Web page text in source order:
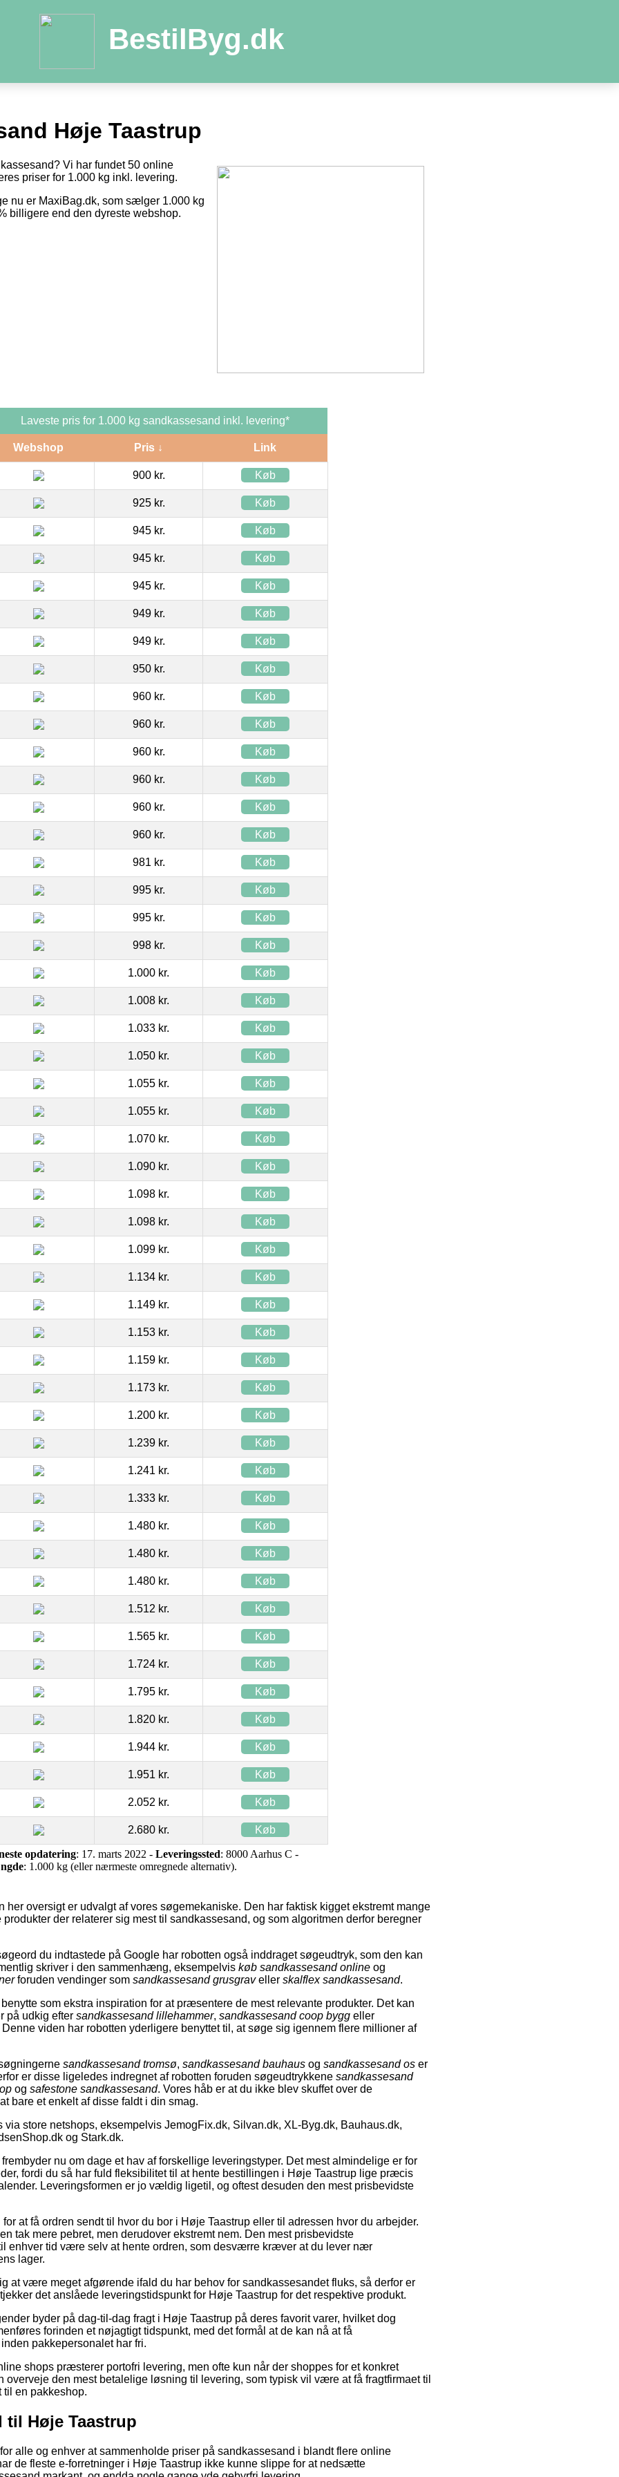
BestilByg.dk
Høje Taastrup
Vi har fundet 50 online
priser for 1.000 kg inkl. levering.
nu er MaxiBag.dk, som sælger 1.000 kg
billigere end den dyreste webshop.
Laveste pris for 1.000 kg sandkassesand inkl. levering*
Webshop Pris ↓ Link
900 kr. Køb
925 kr. Køb
945 kr. Køb
945 kr. Køb
945 kr. Køb
949 kr. Køb
949 kr. Køb
950 kr. Køb
960 kr. Køb
960 kr. Køb
960 kr. Køb
960 kr. Køb
960 kr. Køb
960 kr. Køb
981 kr. Køb
995 kr. Køb
995 kr. Køb
998 kr. Køb
1.000 kr. Køb
1.008 kr. Køb
1.033 kr. Køb
1.050 kr. Køb
1.055 kr. Køb
1.055 kr. Køb
1.070 kr. Køb
1.090 kr. Køb
1.098 kr. Køb
1.098 kr. Køb
1.099 kr. Køb
1.134 kr. Køb
1.149 kr. Køb
1.153 kr. Køb
1.159 kr. Køb
1.173 kr. Køb
1.200 kr. Køb
1.239 kr. Køb
1.241 kr. Køb
1.333 kr. Køb
1.480 kr. Køb
1.480 kr. Køb
1.480 kr. Køb
1.512 kr. Køb
1.565 kr. Køb
1.724 kr. Køb
1.795 kr. Køb
1.820 kr. Køb
1.944 kr. Køb
1.951 kr. Køb
2.052 kr. Køb
2.680 kr. Køb
opdatering: 17. marts 2022 - Leveringssted: 8000 Aarhus C -
: 1.000 kg (eller nærmeste omregnede alternativ).
her oversigt er udvalgt af vores søgemekaniske. Den har faktisk kigget ekstremt mange
der relaterer sig mest til sandkassesand, og som algoritmen derfor beregner
du indtastede på Google har robotten også inddraget søgeudtryk, som den kan
skriver i den sammenhæng, eksempelvis køb sandkassesand online og
foruden vendinger som sandkassesand grusgraveller skalflex sandkassesand.
som ekstra inspiration for at præsentere de mest relevante produkter. Det kan
på udkig efter sandkassesand lillehammer, sandkassesand coop bygg eller
Denne viden har robotten yderligere benyttet til, at søge sig igennem flere millioner af
sandkassesand tromsø, sandkassesand bauhaus og sandkassesand os er
er disse ligeledes indregnet af robotten foruden søgeudtrykkene sandkassesand
og safestone sandkassesand. Vores håb er at du ikke blev skuffet over de
bare et enkelt af disse faldt i din smag.
via store netshops, eksempelvis JemogFix.dk, Silvan.dk, XL-Byg.dk, Bauhaus.dk,
og Stark.dk.
nu om dage et hav af forskellige leveringstyper. Det mest almindelige er for
fordi du så har fuld fleksibilitet til at hente bestillingen i Høje Taastrup lige præcis
Leveringsformen er jo vældig ligetil, og oftest desuden den mest prisbevidste
at få ordren sendt til hvor du bor i Høje Taastrup eller til adressen hvor du arbejder.
tak mere pebret, men derudover ekstremt nem. Den mest prisbevidste
enhver tid være selv at hente ordren, som desværre kræver at du lever nær
lager.
at være meget afgørende ifald du har behov for sandkassesandet fluks, så derfor er
det anslåede leveringstidspunkt for Høje Taastrup for det respektive produkt.
byder på dag-til-dag fragt i Høje Taastrup på deres favorit varer, hvilket dog
forinden et nøjagtigt tidspunkt, med det formål at de kan nå at få
pakkepersonalet har fri.
shops præsterer portofri levering, men ofte kun når der shoppes for et konkret
overveje den mest betalelige løsning til levering, som typisk vil være at få fragtfirmaet til
til en pakkeshop.
til Høje Taastrup
alle og enhver at sammenholde priser på sandkassesand i blandt flere online
de fleste e-forretninger i Høje Taastrup ikke kunne slippe for at nedsætte